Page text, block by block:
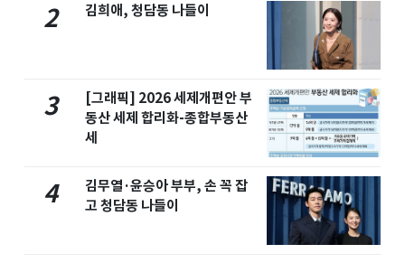
2 김희애, 청담동 나들이
3
[그래픽] 2026 세제개편안 부
동산 세제 합리화-종합부동산
세
4
김무열·윤승아 부부, 손 꼭 잡
고 청담동 나들이